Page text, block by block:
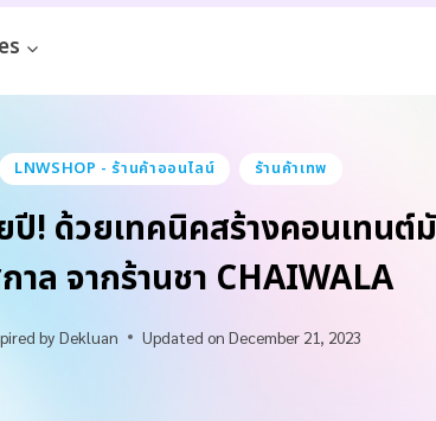
LNWSHOP - ร้านค้าออนไลน์ ร้านค้าเทพ
! ด้วยเทคนิคสร้างคอนเทนต์
าล จากร้านชา CHAIWALA
by Dekluan Updated on December 21, 2023